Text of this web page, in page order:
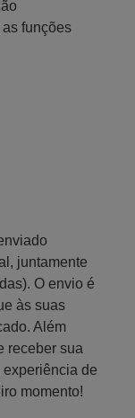
funções
juntamente
O envio é
às suas
Além
receber sua
de
momento!